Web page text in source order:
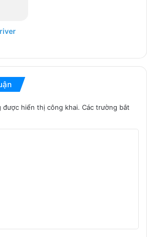
được hiển thị công khai. Các trường bắt